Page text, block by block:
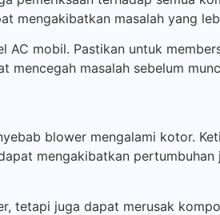
mengakibatkan masalah yang
mobil. Pastikan untuk
mencegah masalah sebelum
blower mengalami kotor.
mengakibatkan
tetapi juga dapat merusak